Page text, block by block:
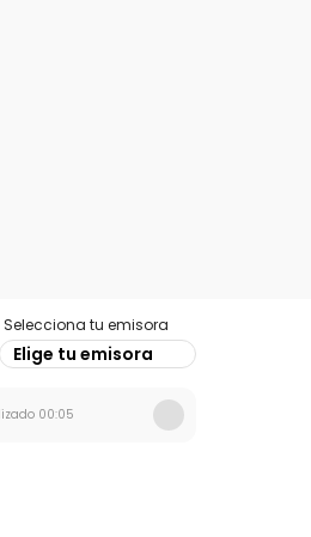
Selecciona tu emisora
Elige tu emisora
00:05